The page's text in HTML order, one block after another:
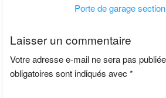
Porte de garage
Laisser un commentaire
Votre adresse e-mail ne sera pas
obligatoires sont indiqués avec*